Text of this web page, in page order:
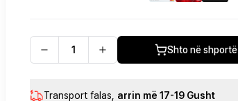
Shto në shportë
Transport falas arrin më 17-19 Gusht